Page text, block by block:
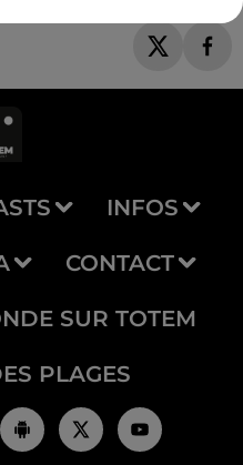
INFOS
CONTACT
SUR TOTEM
PLAGES